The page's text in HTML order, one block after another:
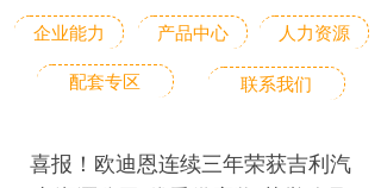
人力资源
联系我们
企业能力
配套专区
产品中心
喜报！欧迪恩连续三年荣获吉利汽